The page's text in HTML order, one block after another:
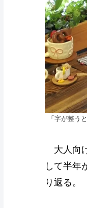
「字が整う
大人向
して半年
り返る。